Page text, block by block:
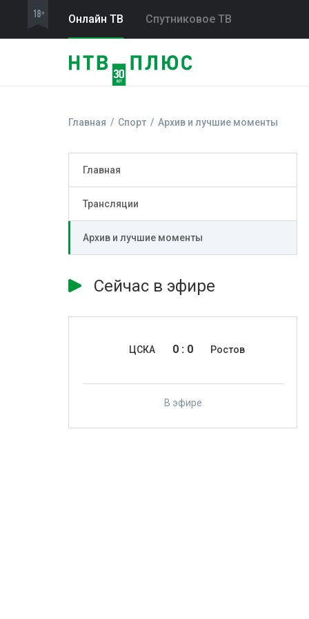
Онлайн ТВ Спутниковое ТВ
Главная Спорт Архив и лучшие моменты
Главная
Трансляции
Архив и лучшие моменты
Сейчас в эфире
ЦСКА Ростов
0 : 0
В эфире